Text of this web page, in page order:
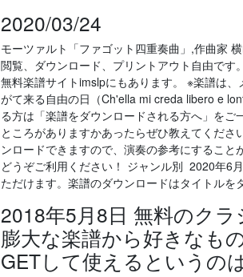
2020/03/24
モーツァルト「ファゴット四重奏曲」,作曲家
閲覧、ダウンロード、プリントアウト自由で
無料楽譜サイトimslpにもあります。 ※楽譜は
がて来る自由の日（Ch'ella mi creda libero e
る方は「楽譜をダウンロードされる方へ」を
ところがありますかあったらぜひ教えてくだ
ンロードできますので、演奏の参考にすること
どうぞご利用ください！ ジャンル別 2020年6
ただけます。楽譜のダウンロードはタイトルを
2018年5月8日 無料のクラ
膨大な楽譜から好きなも
GETして使えるというの